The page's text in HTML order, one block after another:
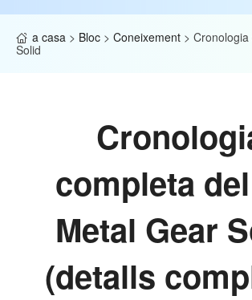
a casa > Bloc > Coneixement >
Solid
completa
Metal Gear
(detalls